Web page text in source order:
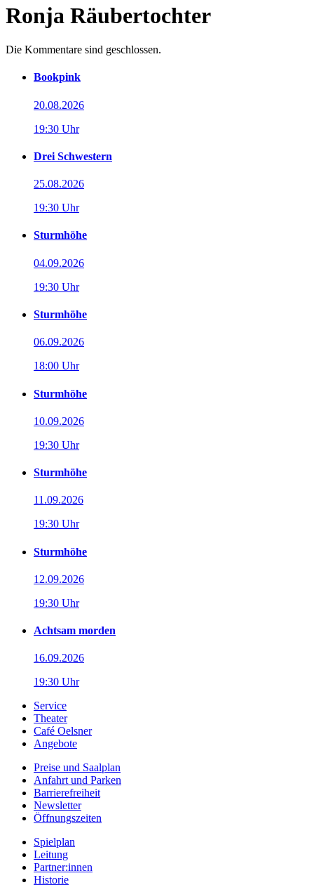
Ronja Räubertochter
Die Kommentare sind geschlossen.
Bookpink
20.08.2026
19:30 Uhr
Drei Schwestern
25.08.2026
19:30 Uhr
Sturmhöhe
04.09.2026
19:30 Uhr
Sturmhöhe
06.09.2026
18:00 Uhr
Sturmhöhe
10.09.2026
19:30 Uhr
Sturmhöhe
11.09.2026
19:30 Uhr
Sturmhöhe
12.09.2026
19:30 Uhr
Achtsam morden
16.09.2026
19:30 Uhr
Service
Theater
Café Oelsner
Angebote
Preise und Saalplan
Anfahrt und Parken
Barrierefreiheit
Newsletter
Öffnungszeiten
Spielplan
Leitung
Partner:innen
Historie